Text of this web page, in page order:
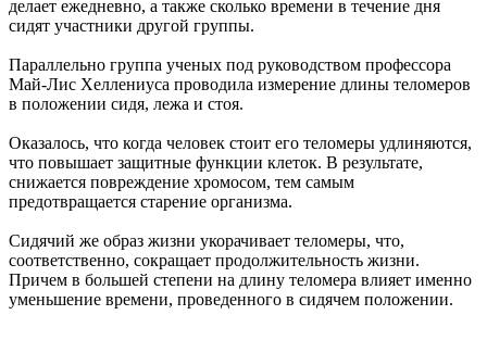
делает ежедневно, а также сколько времени в течение дня
сидят участники другой группы.
Параллельно группа ученых под руководством профессора
Май-Лис Хеллениуса проводила измерение длины теломеров
в положении сидя, лежа и стоя.
Оказалось, что когда человек стоит его теломеры удлиняются,
что повышает защитные функции клеток. В результате,
снижается повреждение хромосом, тем самым
предотвращается старение организма.
Сидячий же образ жизни укорачивает теломеры, что,
соответственно, сокращает продолжительность жизни.
Причем в большей степени на длину теломера влияет именно
уменьшение времени, проведенного в сидячем положении.